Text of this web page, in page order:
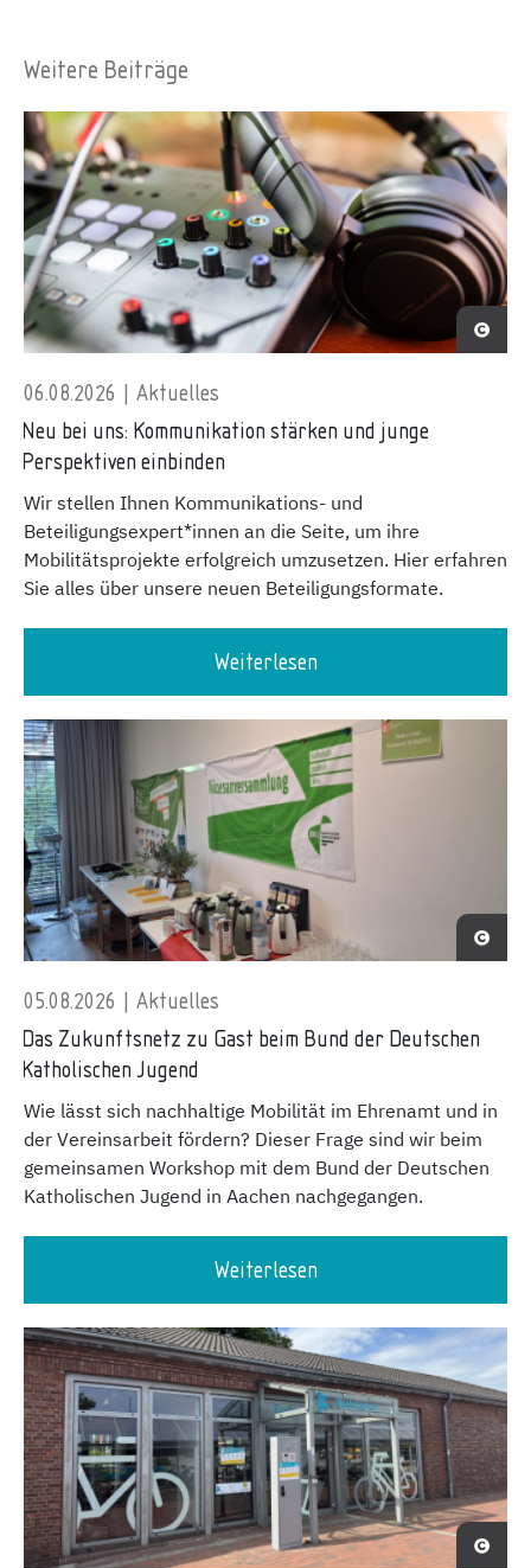
Weitere Beiträge
06.08.2026 | Aktuelles
Neu bei uns: Kommunikation stärken und junge
Perspektiven einbinden
Wir stellen Ihnen Kommunikations- und
Beteiligungsexpert*innen an die Seite, um ihre
Mobilitätsprojekte erfolgreich umzusetzen. Hier erfahren
Sie alles über unsere neuen Beteiligungsformate.
Weiterlesen
05.08.2026 | Aktuelles
Das Zukunftsnetz zu Gast beim Bund der Deutschen
Katholischen Jugend
Wie lässt sich nachhaltige Mobilität im Ehrenamt und in
der Vereinsarbeit fördern? Dieser Frage sind wir beim
gemeinsamen Workshop mit dem Bund der Deutschen
Katholischen Jugend in Aachen nachgegangen.
Weiterlesen